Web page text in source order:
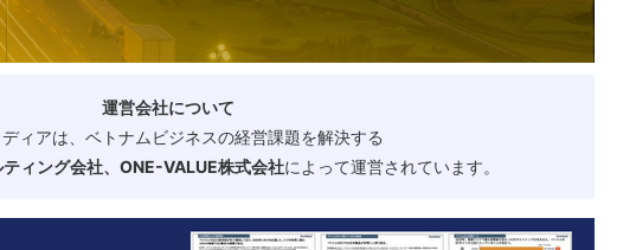
運営会社について
ディアは、ベトナムビジネスの経営課題を解決する
ィング会社、ONE-VALUE株式会社によって運営されています。